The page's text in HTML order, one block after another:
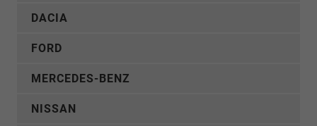
DACIA
FORD
MERCEDES-BENZ
NISSAN